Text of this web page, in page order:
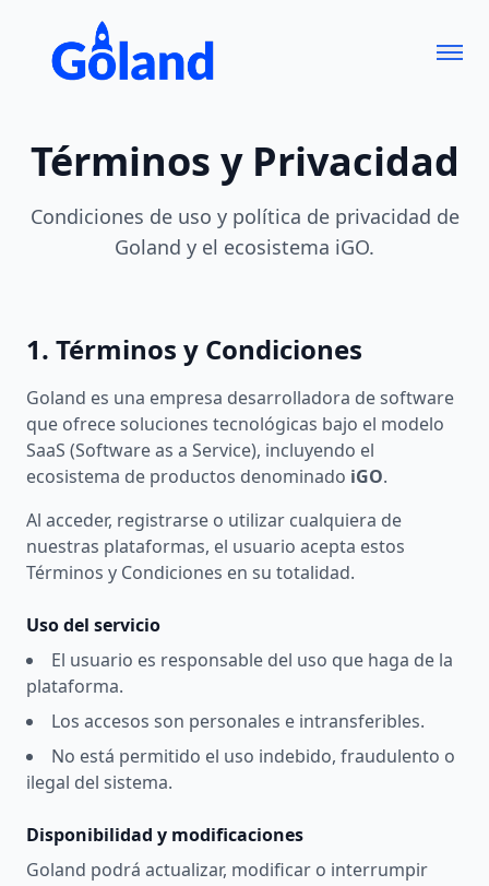
Términos y Privacidad
Condiciones de uso y política de privacidad de
Goland y el ecosistema iGO.
1. Términos y Condiciones
Goland es una empresa desarrolladora de software
que ofrece soluciones tecnológicas bajo el modelo
SaaS (Software as a Service), incluyendo el
ecosistema de productos denominado iGO.
Al acceder, registrarse o utilizar cualquiera de
nuestras plataformas, el usuario acepta estos
Términos y Condiciones en su totalidad.
Uso del servicio
El usuario es responsable del uso que haga de la
plataforma.
Los accesos son personales e intransferibles.
No está permitido el uso indebido, fraudulento o
ilegal del sistema.
Disponibilidad y modificaciones
Goland podrá actualizar, modificar o interrumpir